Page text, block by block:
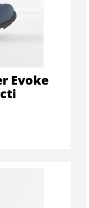
Evoke